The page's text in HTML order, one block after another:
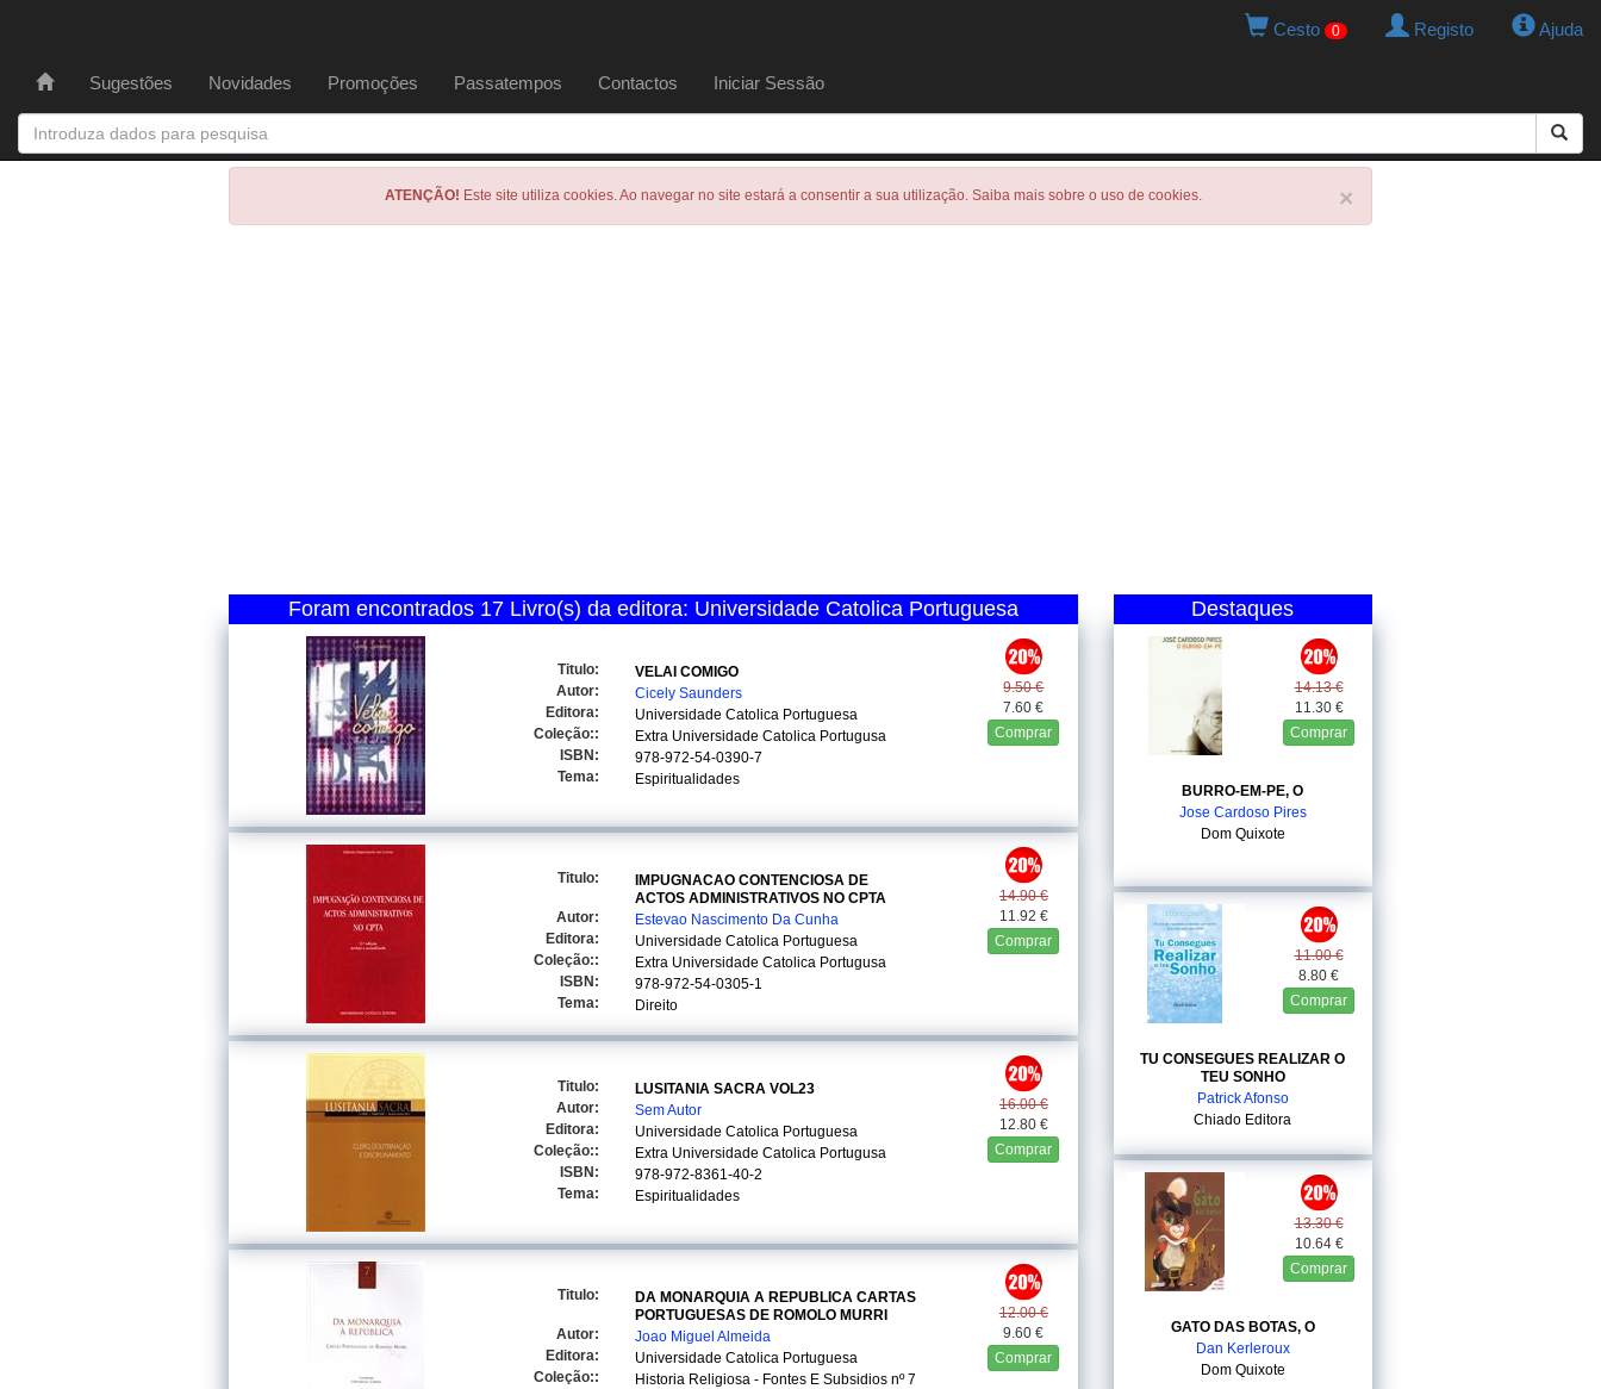
Cesto 0 Registo Ajuda
Sugestões Novidades Promoções Passatempos Contactos Iniciar Sessão
×
ATENÇÃO! Este site utiliza cookies. Ao navegar no site estará a consentir a sua utilização. Saiba mais sobre o uso de cookies.
Foram encontrados 17 Livro(s) da editora: Universidade Catolica Portuguesa
9.50 €
7.60 €
Comprar
Titulo:
VELAI COMIGO
Autor:
Cicely Saunders
Editora:
Universidade Catolica Portuguesa
Coleção::
Extra Universidade Catolica Portugusa
ISBN:
978-972-54-0390-7
Tema:
Espiritualidades
14.90 €
11.92 €
Comprar
Titulo:
IMPUGNACAO CONTENCIOSA DE
ACTOS ADMINISTRATIVOS NO CPTA
Autor:
Estevao Nascimento Da Cunha
Editora:
Universidade Catolica Portuguesa
Coleção::
Extra Universidade Catolica Portugusa
ISBN:
978-972-54-0305-1
Tema:
Direito
16.00 €
12.80 €
Comprar
Titulo:
LUSITANIA SACRA VOL23
Autor:
Sem Autor
Editora:
Universidade Catolica Portuguesa
Coleção::
Extra Universidade Catolica Portugusa
ISBN:
978-972-8361-40-2
Tema:
Espiritualidades
12.00 €
9.60 €
Comprar
Titulo:
DA MONARQUIA A REPUBLICA CARTAS
PORTUGUESAS DE ROMOLO MURRI
Autor:
Joao Miguel Almeida
Editora:
Universidade Catolica Portuguesa
Coleção::
Historia Religiosa - Fontes E Subsidios nº 7
Destaques
14.13 €
11.30 €
Comprar
BURRO-EM-PE, O
Jose Cardoso Pires
Dom Quixote
11.00 €
8.80 €
Comprar
TU CONSEGUES REALIZAR O
TEU SONHO
Patrick Afonso
Chiado Editora
13.30 €
10.64 €
Comprar
GATO DAS BOTAS, O
Dan Kerleroux
Dom Quixote